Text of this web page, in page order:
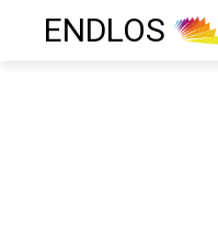
ENDLOS